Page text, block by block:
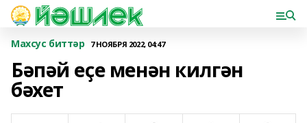
Махсус биттәр 7 НОЯБРЯ 2022, 04:47
Бәпәй еҫе менән килгән
бәхет